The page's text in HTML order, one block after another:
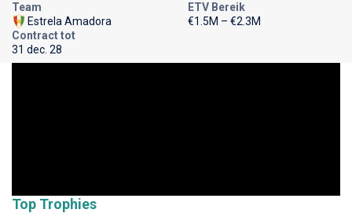
Team
Estrela Amadora
ETV Bereik
€1.5M – €2.3M
Contract tot
31 dec. 28
Top Trophies